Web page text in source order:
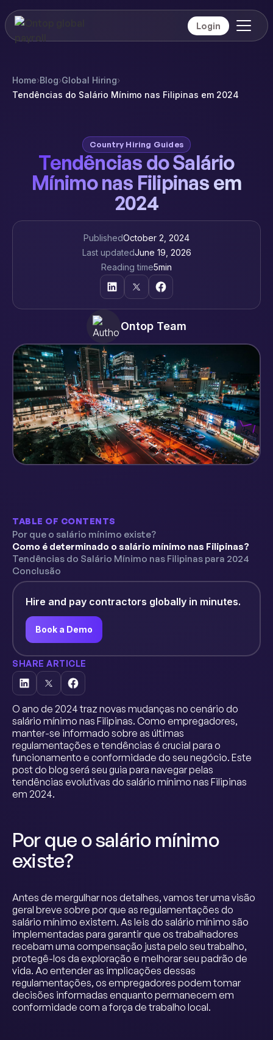
Login
Home›Blog›Global Hiring›
Tendências do Salário Mínimo nas Filipinas em 2024
Country Hiring Guides
Tendências do Salário
Mínimo nas Filipinas em
2024
PublishedOctober 2, 2024
Last updatedJune 19, 2026
Reading time5min
Ontop Team
TABLE OF CONTENTS
Por que o salário mínimo existe?
Como é determinado o salário mínimo nas Filipinas?
Tendências do Salário Mínimo nas Filipinas para 2024
Conclusão
Hire and pay contractors globally in minutes.
Book a Demo
SHARE ARTICLE
O ano de 2024 traz novas mudanças no cenário do
salário mínimo nas Filipinas. Como empregadores,
manter-se informado sobre as últimas
regulamentações e tendências é crucial para o
funcionamento e conformidade do seu negócio. Este
post do blog será seu guia para navegar pelas
tendências evolutivas do salário mínimo nas Filipinas
em 2024.
Por que o salário mínimo
existe?
Antes de mergulhar nos detalhes, vamos ter uma visão
geral breve sobre por que as regulamentações do
salário mínimo existem. As leis do salário mínimo são
implementadas para garantir que os trabalhadores
recebam uma compensação justa pelo seu trabalho,
protegê-los da exploração e melhorar seu padrão de
vida. Ao entender as implicações dessas
regulamentações, os empregadores podem tomar
decisões informadas enquanto permanecem em
conformidade com a força de trabalho local.